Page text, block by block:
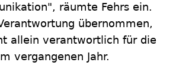
räumte Fehrs ein.
übernommen,
allein verantwortlich für die
vergangenen Jahr.